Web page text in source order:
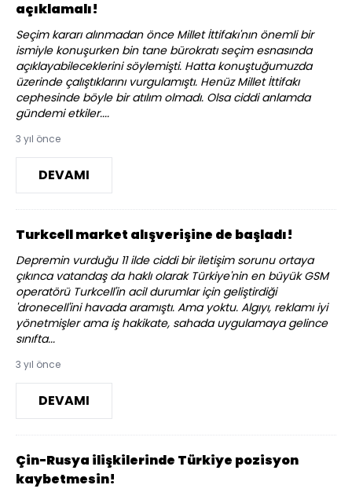
açıklamalı!
Seçim kararı alınmadan önce Millet İttifakı'nın önemli bir
ismiyle konuşurken bin tane bürokratı seçim esnasında
açıklayabileceklerini söylemişti. Hatta konuştuğumuzda
üzerinde çalıştıklarını vurgulamıştı. Henüz Millet İttifakı
cephesinde böyle bir atılım olmadı. Olsa ciddi anlamda
gündemi etkiler....
3 yıl önce
DEVAMI
Turkcell market alışverişine de başladı!
Depremin vurduğu 11 ilde ciddi bir iletişim sorunu ortaya
çıkınca vatandaş da haklı olarak Türkiye'nin en büyük GSM
operatörü Turkcell'in acil durumlar için geliştirdiği
'dronecell'ini havada aramıştı. Ama yoktu. Algıyı, reklamı iyi
yönetmişler ama iş hakikate, sahada uygulamaya gelince
sınıfta...
3 yıl önce
DEVAMI
Çin-Rusya ilişkilerinde Türkiye pozisyon
kaybetmesin!